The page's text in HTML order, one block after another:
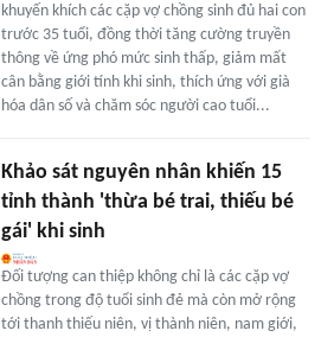
khuyến khích các cặp vợ chồng sinh đủ hai con
trước 35 tuổi, đồng thời tăng cường truyền
thông về ứng phó mức sinh thấp, giảm mất
cân bằng giới tính khi sinh, thích ứng với già
hóa dân số và chăm sóc người cao tuổi...
Khảo sát nguyên nhân khiến 15
tỉnh thành 'thừa bé trai, thiếu bé
gái' khi sinh
Đối tượng can thiệp không chỉ là các cặp vợ
chồng trong độ tuổi sinh đẻ mà còn mở rộng
tới thanh thiếu niên, vị thành niên, nam giới,